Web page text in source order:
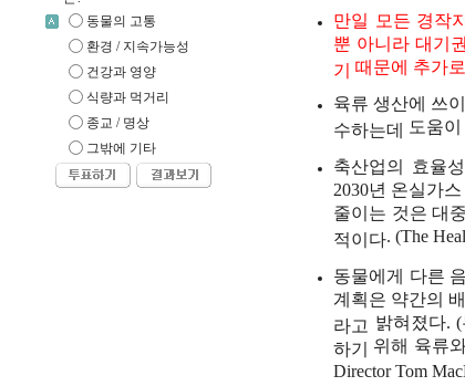
동물의 고통
환경 / 지속가능성
건강과 영양
식량과 먹거리
종교 / 명상
그밖에 기타
만일
모든 경작
뿐 아니라 대기권
기 때문에 추가로
육류 생산에 쓰
수하는데 도움이
축산업의 효율성
2030년 온실가스
줄이는 것은 대
적이다. (The
동물에게 다른
계획은 약간의
라고 밝혀졌다. (
하기 위해 육류
Director Tom